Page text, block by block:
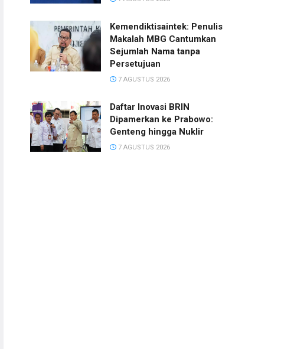
Kemendiktisaintek: Penulis
Makalah MBG Cantumkan
Sejumlah Nama tanpa
Persetujuan
7 AGUSTUS 2026
Daftar Inovasi BRIN
Dipamerkan ke Prabowo:
Genteng hingga Nuklir
7 AGUSTUS 2026